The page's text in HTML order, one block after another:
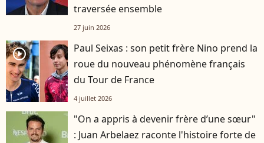
traversée ensemble
27 juin 2026
player2
Paul Seixas : son petit frère Nino prend la
roue du nouveau phénomène français
du Tour de France
4 juillet 2026
"On a appris à devenir frère d’une sœur"
: Juan Arbelaez raconte l'histoire forte de